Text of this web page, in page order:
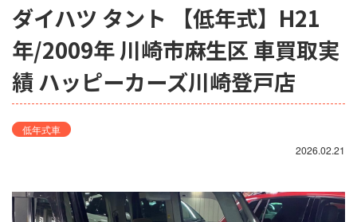
ダイハツ タント 【低年式】H21
年/2009年 川崎市麻生区 車買取実
績 ハッピーカーズ川崎登戸店
低年式車
2026.02.21